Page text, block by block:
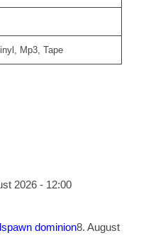
Mp3, Tape
2026 - 12:00
dominion8. August